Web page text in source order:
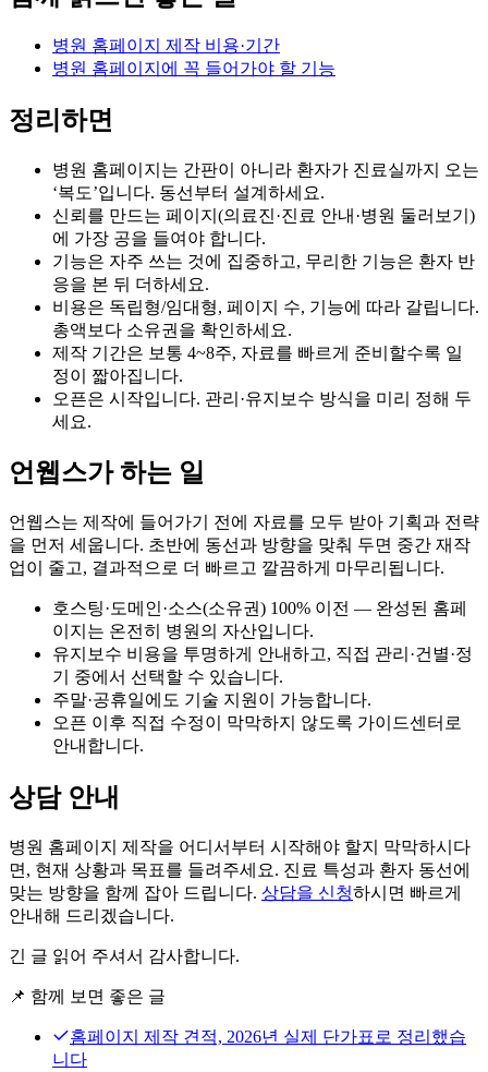
병원 홈페이지 제작 비용·기간
병원 홈페이지에 꼭 들어가야 할 기능
정리하면
병원 홈페이지는 간판이 아니라 환자가 진료실까지 오는
‘복도’입니다. 동선부터 설계하세요.
신뢰를 만드는 페이지(의료진·진료 안내·병원 둘러보기)
에 가장 공을 들여야 합니다.
기능은 자주 쓰는 것에 집중하고, 무리한 기능은 환자 반
응을 본 뒤 더하세요.
비용은 독립형/임대형, 페이지 수, 기능에 따라 갈립니다.
총액보다 소유권을 확인하세요.
제작 기간은 보통 4~8주, 자료를 빠르게 준비할수록 일
정이 짧아집니다.
오픈은 시작입니다. 관리·유지보수 방식을 미리 정해 두
세요.
언웹스가 하는 일
언웹스는 제작에 들어가기 전에 자료를 모두 받아 기획과 전략
을 먼저 세웁니다. 초반에 동선과 방향을 맞춰 두면 중간 재작
업이 줄고, 결과적으로 더 빠르고 깔끔하게 마무리됩니다.
호스팅·도메인·소스(소유권) 100% 이전 — 완성된 홈페
이지는 온전히 병원의 자산입니다.
유지보수 비용을 투명하게 안내하고, 직접 관리·건별·정
기 중에서 선택할 수 있습니다.
주말·공휴일에도 기술 지원이 가능합니다.
오픈 이후 직접 수정이 막막하지 않도록 가이드센터로
안내합니다.
상담 안내
병원 홈페이지 제작을 어디서부터 시작해야 할지 막막하시다
면, 현재 상황과 목표를 들려주세요. 진료 특성과 환자 동선에
맞는 방향을 함께 잡아 드립니다. 상담을 신청하시면 빠르게
안내해 드리겠습니다.
긴 글 읽어 주셔서 감사합니다.
📌 함께 보면 좋은 글
홈페이지 제작 견적, 2026년 실제 단가표로 정리했습
니다